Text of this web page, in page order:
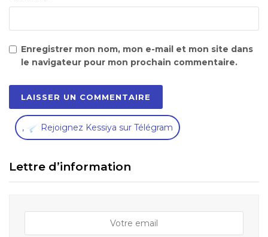
Enregistrer mon nom, mon e-mail et mon site dans
le navigateur pour mon prochain commentaire.
, Rejoignez Kessiya sur Télégram
Lettre d’information